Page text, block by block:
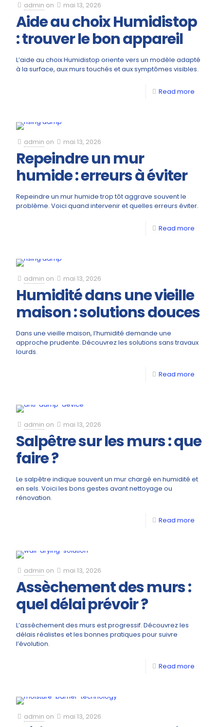
admin on mai 13, 2026
Aide au choix Humidistop
: trouver le bon appareil
L’aide au choix Humidistop oriente vers un modèle adapté
à la surface, aux murs touchés et aux symptômes visibles.
Read more
admin on mai 13, 2026
Repeindre un mur
humide : erreurs à éviter
Repeindre un mur humide trop tôt aggrave souvent le
problème. Voici quand intervenir et quelles erreurs éviter.
Read more
admin on mai 13, 2026
Humidité dans une vieille
maison : solutions douces
Dans une vieille maison, l’humidité demande une
approche prudente. Découvrez les solutions sans travaux
lourds.
Read more
admin on mai 13, 2026
Salpêtre sur les murs : que
faire ?
Le salpêtre indique souvent un mur chargé en humidité et
en sels. Voici les bons gestes avant nettoyage ou
rénovation.
Read more
admin on mai 13, 2026
Assèchement des murs :
quel délai prévoir ?
L’assèchement des murs est progressif. Découvrez les
délais réalistes et les bonnes pratiques pour suivre
l’évolution.
Read more
admin on mai 13, 2026